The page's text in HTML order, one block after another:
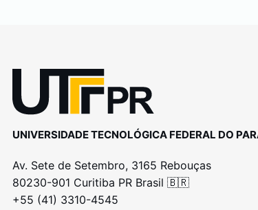
UNIVERSIDADE TECNOLÓGICA FEDERAL DO
Av. Sete de Setembro, 3165 Rebouças
80230-901 Curitiba PR Brasil 🇧🇷
+55 (41) 3310-4545